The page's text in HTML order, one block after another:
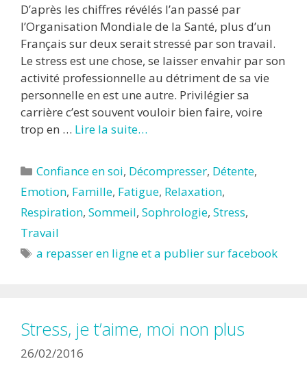
D’après les chiffres révélés l’an passé par
l’Organisation Mondiale de la Santé, plus d’un
Français sur deux serait stressé par son travail.
Le stress est une chose, se laisser envahir par son
activité professionnelle au détriment de sa vie
personnelle en est une autre. Privilégier sa
carrière c’est souvent vouloir bien faire, voire
trop en … Lire la suite…
Catégories
Confiance en soi, Décompresser, Détente,
Emotion, Famille, Fatigue, Relaxation,
Respiration, Sommeil, Sophrologie, Stress,
Travail
Étiquettes
a repasser en ligne et a publier sur facebook
Stress, je t’aime, moi non plus
26/02/2016